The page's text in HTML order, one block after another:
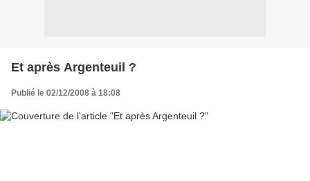
Et après Argenteuil ?
Publié le 02/12/2008 à 18:08